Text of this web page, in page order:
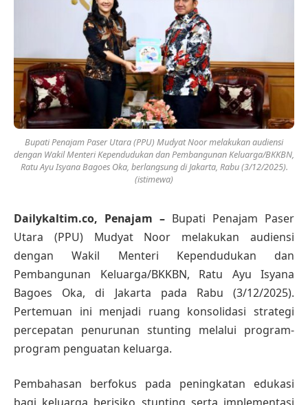
Bupati Penajam Paser Utara (PPU) Mudyat Noor melakukan audiensi
dengan Wakil Menteri Kependudukan dan Pembangunan Keluarga/BKKBN,
Ratu Ayu Isyana Bagoes Oka, berlangsung di Jakarta, Rabu (3/12/2025).
(istimewa)
Dailykaltim.co, Penajam – Bupati Penajam Paser
Utara (PPU) Mudyat Noor melakukan audiensi
dengan Wakil Menteri Kependudukan dan
Pembangunan Keluarga/BKKBN, Ratu Ayu Isyana
Bagoes Oka, di Jakarta pada Rabu (3/12/2025).
Pertemuan ini menjadi ruang konsolidasi strategi
percepatan penurunan stunting melalui program-
program penguatan keluarga.
Pembahasan berfokus pada peningkatan edukasi